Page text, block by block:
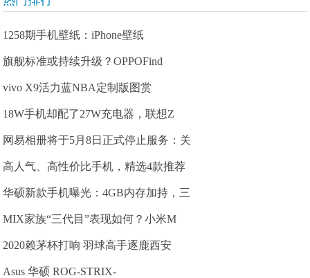
1258期手机壁纸：iPhone壁纸
旗舰标准或持续升级？OPPOFind
vivo X9活力蓝NBA定制版图赏
18W手机却配了27W充电器，联想Z
网易相册将于5月8日正式停止服务：关
高人气、高性价比手机，精选4款推荐
华硕新款手机曝光：4GB内存加持，三
MIX家族“三代目”表现如何？小米M
2020赖茅杯打响 羽球高手逐鹿西安
Asus 华硕 ROG-STRIX-